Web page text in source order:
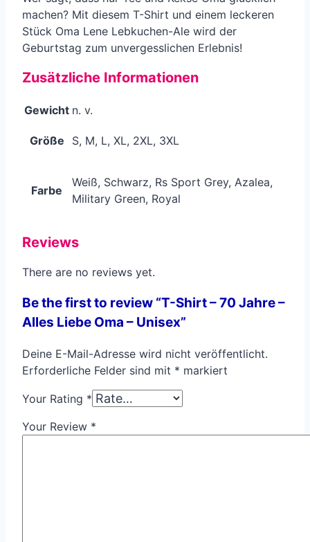
machen? Mit diesem T-Shirt und einem leckeren
Stück Oma Lene Lebkuchen-Ale wird der
Geburtstag zum unvergesslichen Erlebnis!
Zusätzliche Informationen
Gewicht n. v.
Größe S, M, L, XL, 2XL, 3XL
Farbe
Weiß, Schwarz, Rs Sport Grey, Azalea,
Military Green, Royal
Reviews
There are no reviews yet.
Be the first to review “T-Shirt – 70 Jahre –
Alles Liebe Oma – Unisex”
Deine E-Mail-Adresse wird nicht veröffentlicht.
Erforderliche Felder sind mit * markiert
Your Rating *
Your Review *